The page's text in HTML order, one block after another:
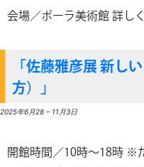
会場／ポーラ美術館 詳し
「佐藤雅彦展 新し
方）」
2025年6月28 – 11月3日
開館時間／10時～18時 ※